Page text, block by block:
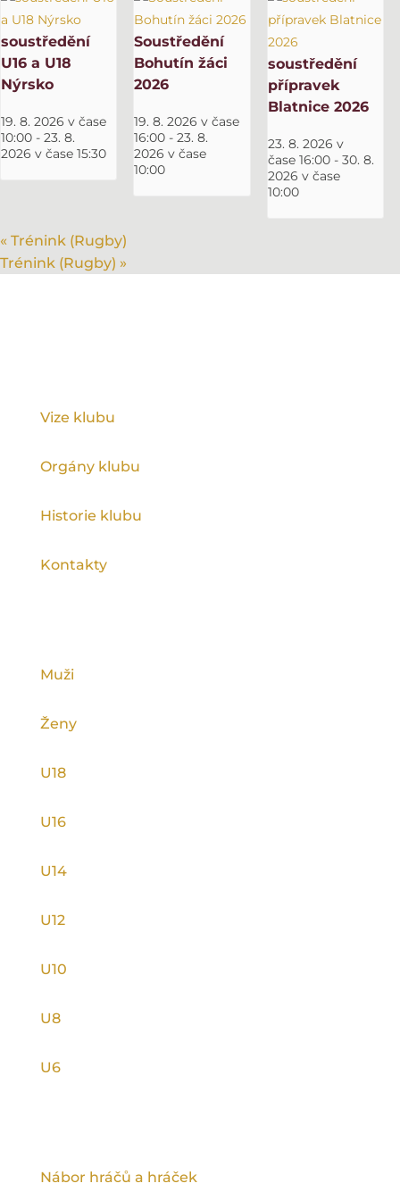
soustředění
U16 a U18
Nýrsko
19. 8. 2026 v čase
10:00 - 23. 8.
2026 v čase 15:30
Soustředění
Bohutín žáci
2026
19. 8. 2026 v čase
16:00 -23. 8.
2026 v čase
10:00
soustředění
přípravek
Blatnice 2026
23. 8. 2026 v
čase 16:00- 30. 8.
2026 v čase
10:00
« Trénink (Rugby)
Trénink (Rugby) »
Vize klubu
Orgány klubu
Historie klubu
Kontakty
Muži
Ženy
U18
U16
U14
U12
U10
U8
U6
Nábor hráčů a hráček